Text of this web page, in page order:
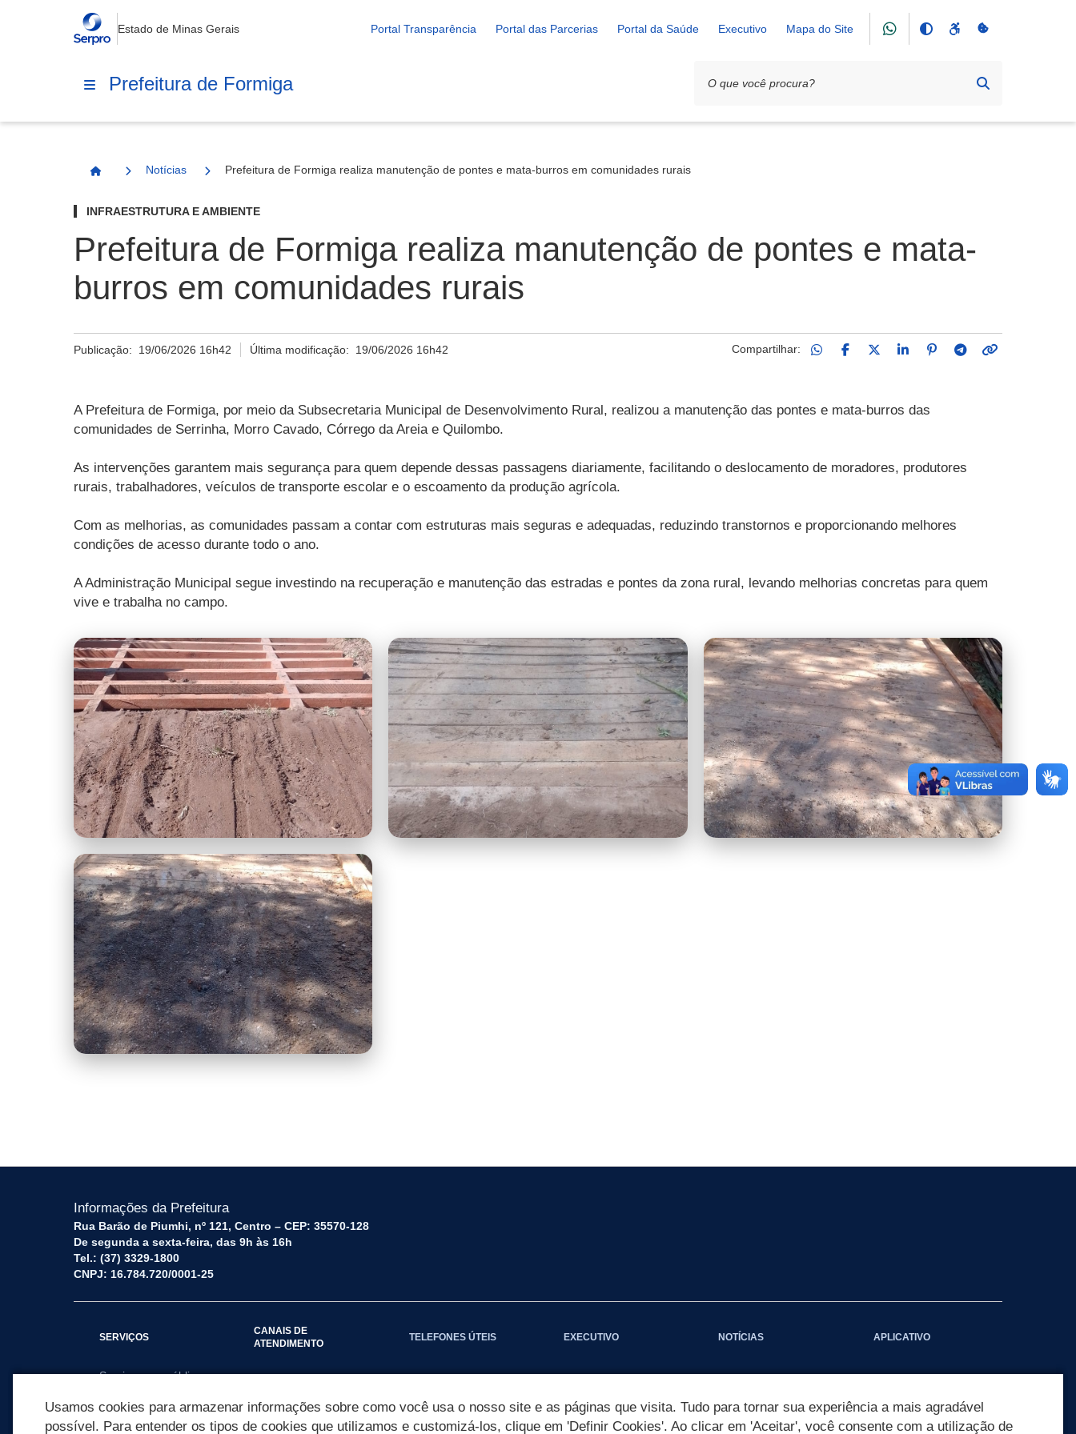
Estado de Minas Gerais Portal Transparência Portal das Parcerias Portal da Saúde Executivo Mapa do Site
Prefeitura de Formiga
Página Inicial
Notícias Prefeitura de Formiga realiza manutenção de pontes e mata-burros em comunidades rurais
INFRAESTRUTURA E AMBIENTE
Prefeitura de Formiga realiza manutenção de pontes e mata-
burros em comunidades rurais
Publicação: 19/06/2026 16h42 Última modificação: 19/06/2026 16h42 Compartilhar:
A Prefeitura de Formiga, por meio da Subsecretaria Municipal de Desenvolvimento Rural, realizou a manutenção das pontes e mata-burros das
comunidades de Serrinha, Morro Cavado, Córrego da Areia e Quilombo.
As intervenções garantem mais segurança para quem depende dessas passagens diariamente, facilitando o deslocamento de moradores, produtores
rurais, trabalhadores, veículos de transporte escolar e o escoamento da produção agrícola.
Com as melhorias, as comunidades passam a contar com estruturas mais seguras e adequadas, reduzindo transtornos e proporcionando melhores
condições de acesso durante todo o ano.
A Administração Municipal segue investindo na recuperação e manutenção das estradas e pontes da zona rural, levando melhorias concretas para quem
vive e trabalha no campo.
Manutenção Serrinha 1.jpeg
Informações da Prefeitura
Rua Barão de Piumhi, nº 121, Centro – CEP: 35570-128
De segunda a sexta-feira, das 9h às 16h
Tel.: (37) 3329-1800
CNPJ: 16.784.720/0001-25
SERVIÇOS
Serviços por público
CANAIS DE
ATENDIMENTO
TELEFONES ÚTEIS EXECUTIVO NOTÍCIAS APLICATIVO
Usamos cookies para armazenar informações sobre como você usa o nosso site e as páginas que visita. Tudo para tornar sua experiência a mais agradável
possível. Para entender os tipos de cookies que utilizamos e customizá-los, clique em 'Definir Cookies'. Ao clicar em 'Aceitar', você consente com a utilização de